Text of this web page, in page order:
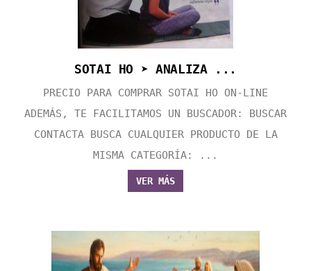
SOTAI HO ➤ ANALIZA ...
PRECIO PARA COMPRAR SOTAI HO ON-LINE
ADEMÁS, TE FACILITAMOS UN BUSCADOR: BUSCAR
CONTACTA BUSCA CUALQUIER PRODUCTO DE LA
MISMA CATEGORÍA: ...
VER MÁS